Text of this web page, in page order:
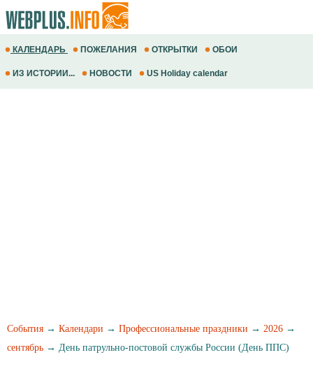
КАЛЕНДАРЬ ПОЖЕЛАНИЯ ОТКРЫТКИ ОБОИ
ИЗ ИСТОРИИ... НОВОСТИ US Holiday calendar
События → Календари → Профессиональные праздники → 2026 →
сентябрь → День патрульно-постовой службы России (День ППС)